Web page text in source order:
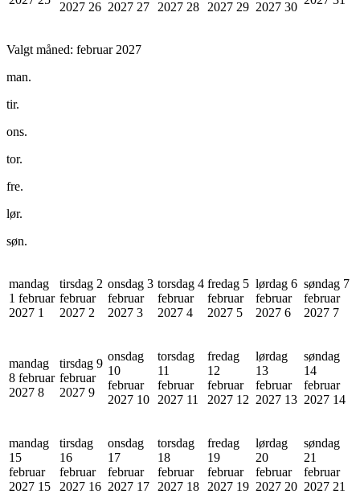
2027 26 2027 27
2027 28
2027 29 2027 30
Valgt måned: februar 2027
man.
tir.
ons.
tor.
fre.
lør.
søn.
mandag
1 februar
2027 1
tirsdag 2
februar
2027 2
onsdag 3
februar
2027 3
torsdag 4
februar
2027 4
fredag 5
februar
2027 5
lørdag 6
februar
2027 6
søndag 7
februar
2027 7
mandag
8 februar
2027 8
tirsdag 9
februar
2027 9
onsdag
10
februar
2027 10
torsdag
11
februar
2027 11
fredag
12
februar
2027 12
lørdag
13
februar
2027 13
søndag
14
februar
2027 14
mandag
15
februar
2027 15
tirsdag
16
februar
2027 16
onsdag
17
februar
2027 17
torsdag
18
februar
2027 18
fredag
19
februar
2027 19
lørdag
20
februar
2027 20
søndag
21
februar
2027 21